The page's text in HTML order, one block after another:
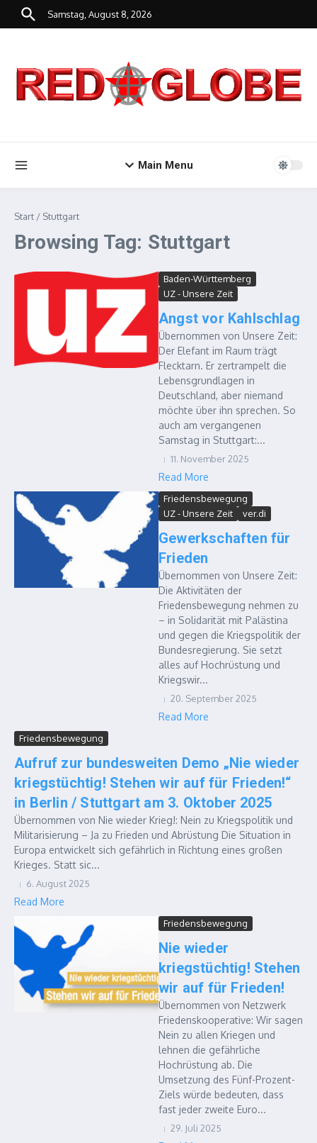
Zum Inhalt springen
Samstag, August 8, 2026
Main Menu
Start / Stuttgart
Browsing Tag: Stuttgart
Baden-Württemberg
UZ - Unsere Zeit
Angst vor Kahlschlag
Übernommen von Unsere Zeit:
Der Elefant im Raum trägt
Flecktarn. Er zertrampelt die
Lebensgrundlagen in
Deutschland, aber niemand
möchte über ihn sprechen. So
auch am vergangenen
Samstag in Stuttgart:...
11. November 2025
Read More
Friedensbewegung
UZ - Unsere Zeit
ver.di
Gewerkschaften für
Frieden
Übernommen von Unsere Zeit:
Die Aktivitäten der
Friedensbewegung nehmen zu
– in Solidarität mit Palästina
und gegen die Kriegspolitik der
Bundesregierung. Sie setzt
alles auf Hochrüstung und
Kriegswir...
20. September 2025
Read More
Friedensbewegung
Aufruf zur bundesweiten Demo „Nie wieder
kriegstüchtig! Stehen wir auf für Frieden!“
in Berlin / Stuttgart am 3. Oktober 2025
Übernommen von Nie wieder Krieg!: Nein zu Kriegspolitik und
Militarisierung – Ja zu Frieden und Abrüstung Die Situation in
Europa entwickelt sich gefährlich in Richtung eines großen
Krieges. Statt sic...
6. August 2025
Read More
Friedensbewegung
Nie wieder
kriegstüchtig! Stehen
wir auf für Frieden!
Übernommen von Netzwerk
Friedenskooperative: Wir sagen
Nein zu allen Kriegen und
lehnen die gefährliche
Hochrüstung ab. Die
Umsetzung des Fünf-Prozent-
Ziels würde bedeuten, dass
fast jeder zweite Euro...
29. Juli 2025